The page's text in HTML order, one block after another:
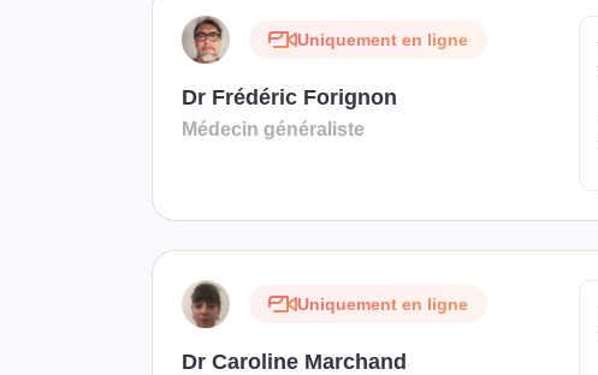
Uniquement en ligne
Dr Frédéric Forignon
Médecin généraliste
Uniquement en ligne
Dr Caroline Marchand